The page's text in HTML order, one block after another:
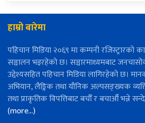
हाम्रो बारेमा
पहिचान मिडिया २०६९ मा कम्पनी रजिस्ट्रारको
सञ्चालन भइरहेको छ। सञ्चारमाध्यमबाट
उद्देश्यसहित पहिचान मिडिया लागिरहेको छ।
अभियान, लैङ्गिक तथा यौनिक अल्पसङ्ख्यक
तथा प्राकृतिक विपत्तिबाट बचौँ र बचाऔँ भन्ने
(more…)